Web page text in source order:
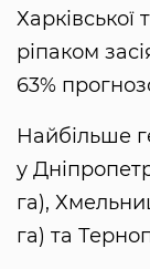
Харківської
ріпаком
63%
Найбільше
у
га),
га) та